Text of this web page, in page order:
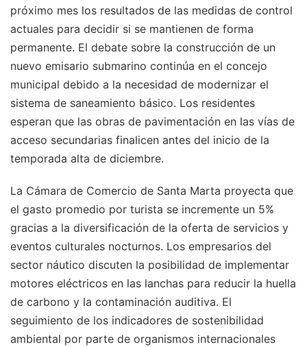
próximo mes los resultados de las medidas de control
actuales para decidir si se mantienen de forma
permanente. El debate sobre la construcción de un
nuevo emisario submarino continúa en el concejo
municipal debido a la necesidad de modernizar el
sistema de saneamiento básico. Los residentes
esperan que las obras de pavimentación en las vías de
acceso secundarias finalicen antes del inicio de la
temporada alta de diciembre.
La Cámara de Comercio de Santa Marta proyecta que
el gasto promedio por turista se incremente un 5%
gracias a la diversificación de la oferta de servicios y
eventos culturales nocturnos. Los empresarios del
sector náutico discuten la posibilidad de implementar
motores eléctricos en las lanchas para reducir la huella
de carbono y la contaminación auditiva. El
seguimiento de los indicadores de sostenibilidad
ambiental por parte de organismos internacionales